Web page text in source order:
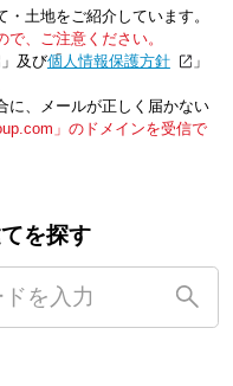
土地をご紹介しています。
、ご注意ください。
」及び「個人情報保護方針
」
に、メールが正しく届かない
」のドメインを受信で
を探す